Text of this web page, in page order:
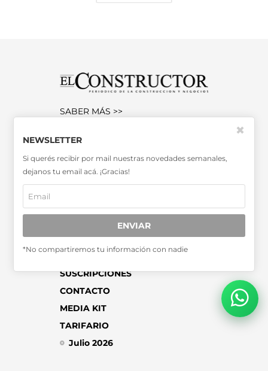
SABER MÁS >>
Miembro de la Asociación de
SUSCRIPCIONES
CONTACTO
MEDIA KIT
TARIFARIO
Julio 2026
NEWSLETTER
Si querés recibir por mail nuestras novedades semanales,
dejanos tu email acá. ¡Gracias!
ENVIAR
*No compartiremos tu información con nadie
✖